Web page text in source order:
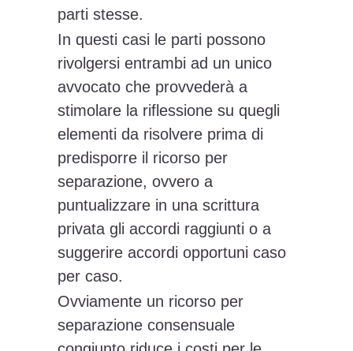
parti stesse.
In questi casi le parti possono
rivolgersi entrambi ad un unico
avvocato che provvederà a
stimolare la riflessione su quegli
elementi da risolvere prima di
predisporre il ricorso per
separazione, ovvero a
puntualizzare in una scrittura
privata gli accordi raggiunti o a
suggerire accordi opportuni caso
per caso.
Ovviamente un ricorso per
separazione consensuale